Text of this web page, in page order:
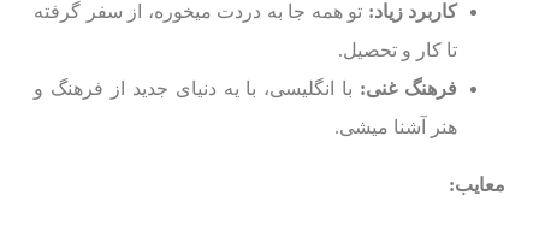
کاربرد زیاد: تو همه جا به دردت میخوره، از سفر گرفته
تا کار و تحصیل.
فرهنگ غنی: با انگلیسی، با یه دنیای جدید از فرهنگ و
هنر آشنا میشی.
معایب: